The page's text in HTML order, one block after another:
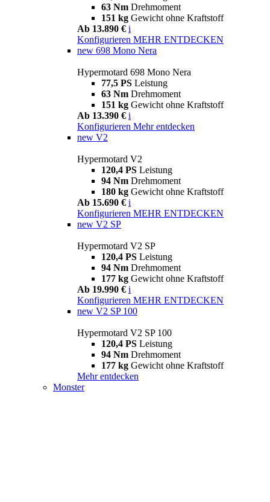
63 Nm Drehmoment
151 kg Gewicht ohne Kraftstoff
Ab 13.890 € i
Konfigurieren MEHR ENTDECKEN
new 698 Mono Nera
Hypermotard 698 Mono Nera
77,5 PS Leistung
63 Nm Drehmoment
151 kg Gewicht ohne Kraftstoff
Ab 13.390 € i
Konfigurieren Mehr entdecken
new V2
Hypermotard V2
120,4 PS Leistung
94 Nm Drehmoment
180 kg Gewicht ohne Kraftstoff
Ab 15.690 € i
Konfigurieren MEHR ENTDECKEN
new V2 SP
Hypermotard V2 SP
120,4 PS Leistung
94 Nm Drehmoment
177 kg Gewicht ohne Kraftstoff
Ab 19.990 € i
Konfigurieren MEHR ENTDECKEN
new V2 SP 100
Hypermotard V2 SP 100
120,4 PS Leistung
94 Nm Drehmoment
177 kg Gewicht ohne Kraftstoff
Mehr entdecken
Monster